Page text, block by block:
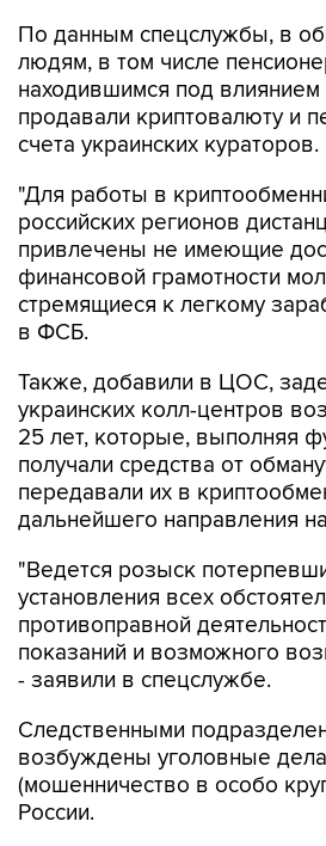
По данным спецслужбы, в
людям, в том числе
находившимся под
продавали криптовалюту и
счета украинских кураторов.
"Для работы в
российских регионов
привлечены не имеющие
финансовой грамотности
стремящиеся к легкому
в ФСБ.
Также, добавили в ЦОС,
украинских колл-центров
25 лет, которые, выполняя
получали средства от
передавали их в
дальнейшего направления
"Ведется розыск
установления всех
противоправной
показаний и возможного
- заявили в спецслужбе.
Следственными
возбуждены уголовные дела
(мошенничество в особо
России.